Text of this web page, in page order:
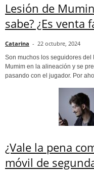
Lesión de
sabe? ¿Es venta
Catarina - 22 octubre, 2024
Son muchos los seguidores del
Mumim en la alineación y se
pasando con el jugador. Por
¿Vale la pena
móvil de